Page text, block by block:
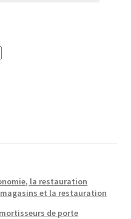
produit
la restauration
et la restauration
de porte